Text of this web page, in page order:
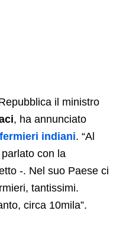
il ministro
, ha annunciato
indiani. “Al
con la
-. Nel suo Paese ci
tantissimi.
circa 10mila”.